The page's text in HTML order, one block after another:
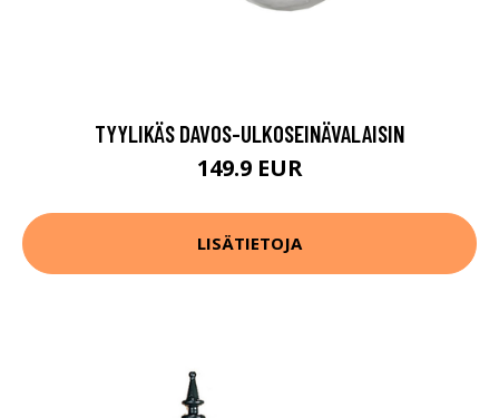
TYYLIKÄS DAVOS-ULKOSEINÄVALAISIN
149.9 EUR
LISÄTIETOJA